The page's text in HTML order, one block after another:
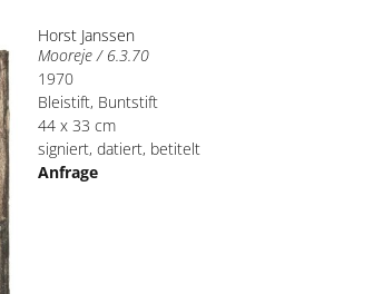
Horst Janssen
Mooreje / 6.3.70
1970
Bleistift, Buntstift
44 x 33 cm
signiert, datiert, betitelt
Anfrage